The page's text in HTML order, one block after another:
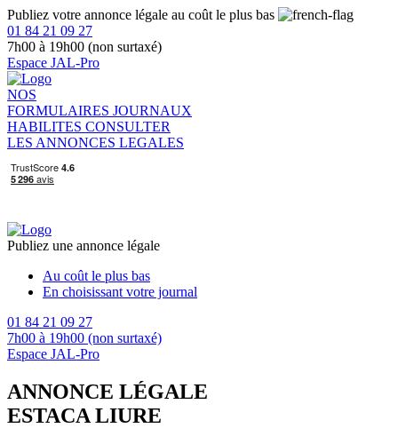
Publiez votre annonce légale au coût le plus bas
01 84 21 09 27
7h00 à 19h00 (non surtaxé)
Espace JAL-Pro
NOS
FORMULAIRES JOURNAUX
HABILITES CONSULTER
LES ANNONCES LEGALES
Publiez une annonce légale
Au coût le plus bas
En choisissant votre journal
01 84 21 09 27
7h00 à 19h00 (non surtaxé)
Espace JAL-Pro
ANNONCE LÉGALE
ESTACA LIURE